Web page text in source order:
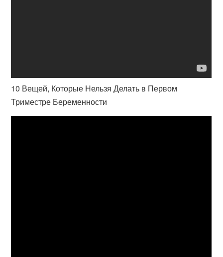
10 Вещей, Которые Нельзя Делать в Первом
Триместре Беременности